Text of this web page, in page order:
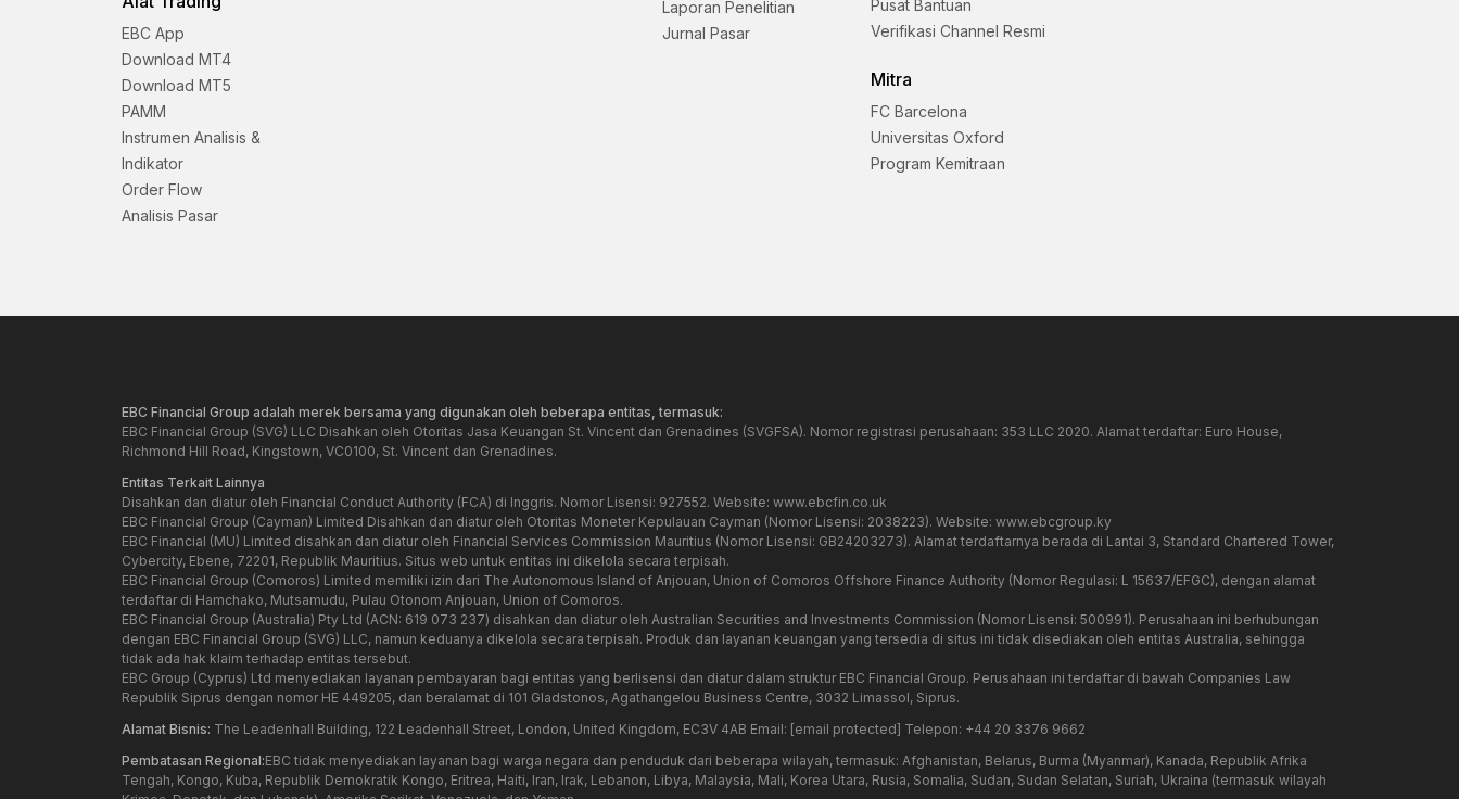
EBC App
Download MT4
Download MT5
PAMM
Instrumen Analisis &
Indikator
Order Flow
Analisis Pasar
Laporan Penelitian
Jurnal Pasar
Pusat Bantuan
Verifikasi Channel Resmi
Mitra
FC Barcelona
Universitas Oxford
Program Kemitraan
EBC Financial Group adalah merek bersama yang digunakan oleh beberapa entitas, termasuk:
EBC Financial Group (SVG) LLC Disahkan oleh Otoritas Jasa Keuangan St. Vincent dan Grenadines (SVGFSA). Nomor registrasi perusahaan: 353 LLC 2020. Alamat terdaftar: Euro House,
Richmond Hill Road, Kingstown, VC0100, St. Vincent dan Grenadines.
Entitas Terkait Lainnya
Disahkan dan diatur oleh Financial Conduct Authority (FCA) di Inggris. Nomor Lisensi: 927552. Website: www.ebcfin.co.uk
EBC Financial Group (Cayman) Limited Disahkan dan diatur oleh Otoritas Moneter Kepulauan Cayman (Nomor Lisensi: 2038223). Website: www.ebcgroup.ky
EBC Financial (MU) Limited disahkan dan diatur oleh Financial Services Commission Mauritius (Nomor Lisensi: GB24203273). Alamat terdaftarnya berada di Lantai 3, Standard Chartered Tower,
Cybercity, Ebene, 72201, Republik Mauritius. Situs web untuk entitas ini dikelola secara terpisah.
EBC Financial Group (Comoros) Limited memiliki izin dari The Autonomous Island of Anjouan, Union of Comoros Offshore Finance Authority (Nomor Regulasi: L 15637/EFGC), dengan alamat
terdaftar di Hamchako, Mutsamudu, Pulau Otonom Anjouan, Union of Comoros.
EBC Financial Group (Australia) Pty Ltd (ACN: 619 073 237) disahkan dan diatur oleh Australian Securities and Investments Commission (Nomor Lisensi: 500991). Perusahaan ini berhubungan
dengan EBC Financial Group (SVG) LLC, namun keduanya dikelola secara terpisah. Produk dan layanan keuangan yang tersedia di situs ini tidak disediakan oleh entitas Australia, sehingga
tidak ada hak klaim terhadap entitas tersebut.
EBC Group (Cyprus) Ltd menyediakan layanan pembayaran bagi entitas yang berlisensi dan diatur dalam struktur EBC Financial Group. Perusahaan ini terdaftar di bawah Companies Law
Republik Siprus dengan nomor HE 449205, dan beralamat di 101 Gladstonos, Agathangelou Business Centre, 3032 Limassol, Siprus.
Alamat Bisnis: The Leadenhall Building, 122 Leadenhall Street, London, United Kingdom, EC3V 4AB Email: [email protected] Telepon: +44 20 3376 9662
Pembatasan Regional:EBC tidak menyediakan layanan bagi warga negara dan penduduk dari beberapa wilayah, termasuk: Afghanistan, Belarus, Burma (Myanmar), Kanada, Republik Afrika
Tengah, Kongo, Kuba, Republik Demokratik Kongo, Eritrea, Haiti, Iran, Irak, Lebanon, Libya, Malaysia, Mali, Korea Utara, Rusia, Somalia, Sudan, Sudan Selatan, Suriah, Ukraina (termasuk wilayah